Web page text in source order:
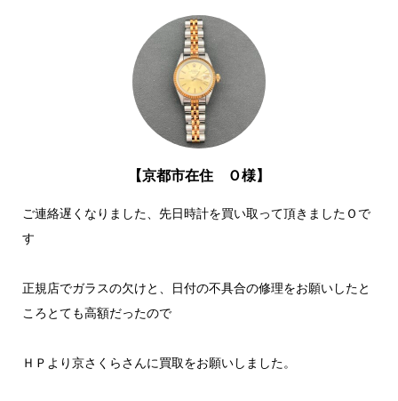
【京都市在住 Ｏ様】
ご連絡遅くなりました、先日時計を買い取って頂きましたＯで
す
正規店でガラスの欠けと、日付の不具合の修理をお願いしたと
ころとても高額だったので
ＨＰより京さくらさんに買取をお願いしました。